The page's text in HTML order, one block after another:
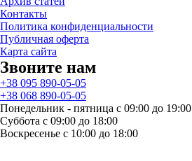
Контакты
Политика конфиденциальности
Публичная оферта
Карта сайта
Звоните нам
+38 095 890-05-05
+38 068 890-05-05
Понедельник - пятница с 09:00 до 19:00
Суббота с 09:00 до 18:00
Воскресенье с 10:00 до 18:00